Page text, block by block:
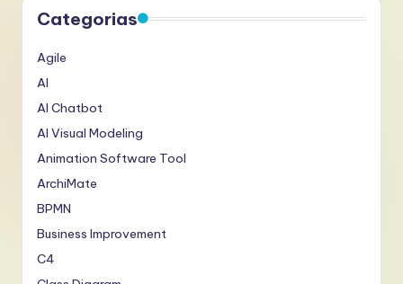
Categorias
Agile
AI
AI Chatbot
AI Visual Modeling
Animation Software Tool
ArchiMate
BPMN
Business Improvement
C4